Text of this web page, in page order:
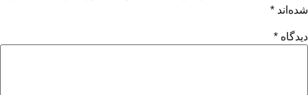
شده‌اند *
دیدگاه *